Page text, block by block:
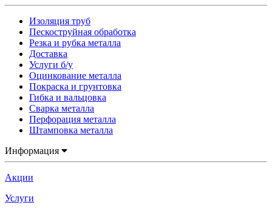
Изоляция труб
Пескоструйная обработка
Резка и рубка металла
Доставка
Услуги б/у
Оцинкование металла
Покраска и грунтовка
Гибка и вальцовка
Сварка металла
Перфорация металла
Штамповка металла
Информация
Акции
Услуги